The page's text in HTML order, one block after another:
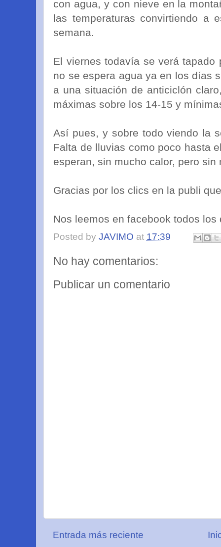
con agua, y con nieve en la
las temperaturas convirtiendo
semana.
El viernes todavía se verá tapado
no se espera agua ya en los días
a una situación de anticiclón
máximas sobre los 14-15 y
Así pues, y sobre todo viendo la
Falta de lluvias como poco hasta
esperan, sin mucho calor, pero
Gracias por los clics en la publi
Nos leemos en facebook todos los
Posted byJAVIMO at 17:39
No hay comentarios:
Publicar un comentario
Entrada más reciente